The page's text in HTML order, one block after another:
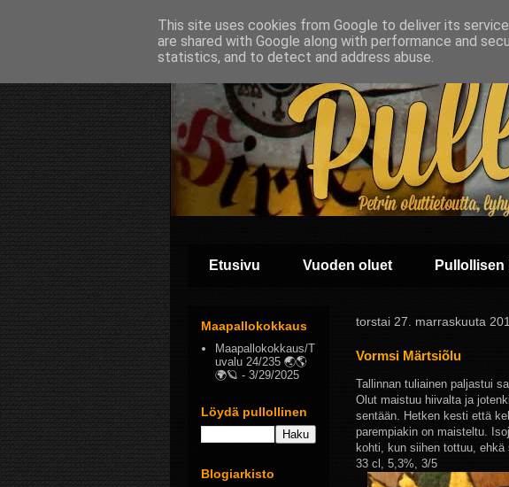
Etusivu Vuoden oluet Pullollisen
torstai 27. marraskuuta
Vormsi Märtsiõlu
Tallinnan tuliainen paljastui
Olut maistuu hiivalta ja
sentään. Hetken kesti että
parempiakin on maisteltu.
kohti, kun siihen tottuu,
33 cl, 5,3%, 3/5
Maapallokokkaus
Maapallokokkaus/T
uvalu 24/235 🌏🌎
🌍🪐 - 3/29/2025
Löydä pullollinen
Blogiarkisto
This site uses cookies from Google to deliver its
are shared with Google along with performance and
statistics, and to detect and address abuse.